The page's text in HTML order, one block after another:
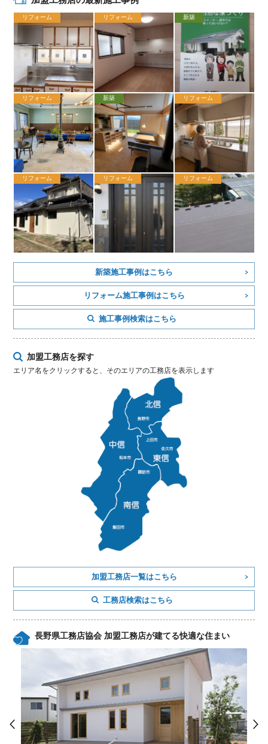
リフォーム リフォーム 新築
リフォーム 新築 リフォーム
リフォーム リフォーム リフォーム
新築施工事例はこちら
リフォーム施工事例はこちら
施工事例検索はこちら
加盟工務店を探す
エリア名をクリックすると、そのエリアの工務店を表示します
加盟工務店一覧はこちら
工務店検索はこちら
長野県工務店協会 加盟工務店が建てる快適な住まい